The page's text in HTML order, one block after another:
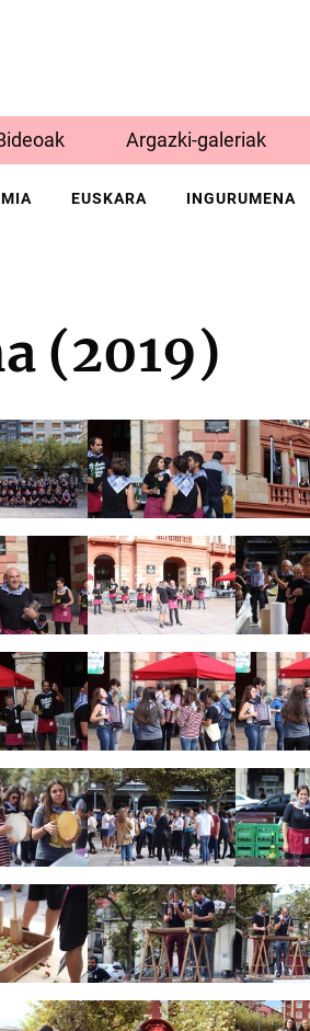
Argazki-galeriak
EUSKARA INGURUMENA
(2019)